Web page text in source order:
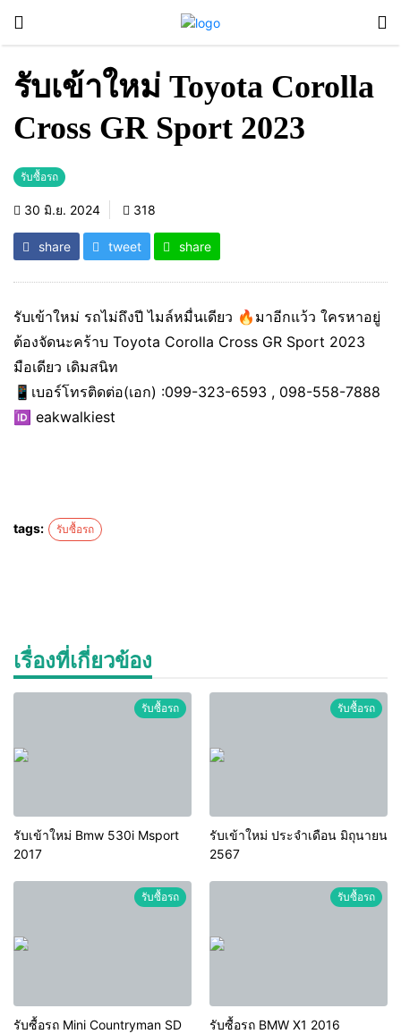
รับเข้าใหม่ Toyota Corolla
Cross GR Sport 2023
รับซื้อรถ
30 มิ.ย. 2024 318
share tweet share
รับเข้าใหม่ รถไม่ถึงปี ไมล์หมื่นเดียว 🔥มาอีกแว้ว ใครหาอยู่
ต้องจัดนะคร้าบ Toyota Corolla Cross GR Sport 2023
มือเดียว เดิมสนิท
📱เบอร์โทรติดต่อ(เอก) :099-323-6593 , 098-558-7888
🆔 eakwalkiest
tags: รับซื้อรถ
เรื่องที่เกี่ยวข้อง
รับซื้อรถ
รับเข้าใหม่ Bmw 530i Msport
2017
รับซื้อรถ
รับเข้าใหม่ ประจำเดือน มิถุนายน
2567
รับซื้อรถ
รับซื้อรถ Mini Countryman SD
รับซื้อรถ
รับซื้อรถ BMW X1 2016